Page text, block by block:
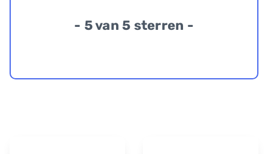
- 5 van 5 sterren -